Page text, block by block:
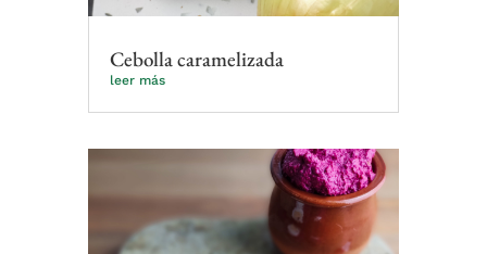
Cebolla caramelizada
leer más